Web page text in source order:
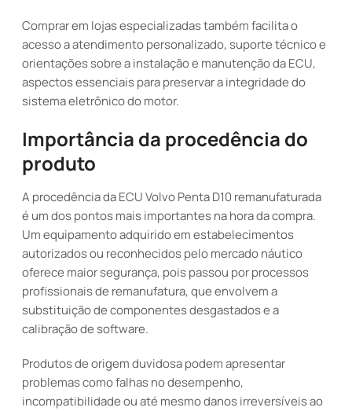
Comprar em lojas especializadas também facilita o
acesso a atendimento personalizado, suporte técnico e
orientações sobre a instalação e manutenção da ECU,
aspectos essenciais para preservar a integridade do
sistema eletrônico do motor.
Importância da procedência do
produto
A procedência da ECU Volvo Penta D10 remanufaturada
é um dos pontos mais importantes na hora da compra.
Um equipamento adquirido em estabelecimentos
autorizados ou reconhecidos pelo mercado náutico
oferece maior segurança, pois passou por processos
profissionais de remanufatura, que envolvem a
substituição de componentes desgastados e a
calibração de software.
Produtos de origem duvidosa podem apresentar
problemas como falhas no desempenho,
incompatibilidade ou até mesmo danos irreversíveis ao